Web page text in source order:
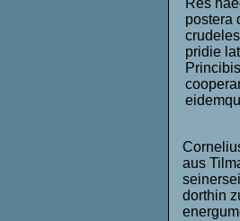
Res
postera
pridie
aus
dorthin